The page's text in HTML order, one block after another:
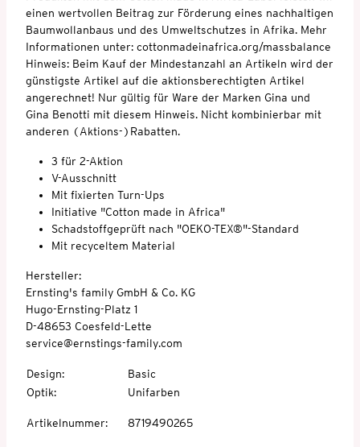
einen wertvollen Beitrag zur Förderung eines nachhaltigen
Baumwollanbaus und des Umweltschutzes in Afrika. Mehr
Informationen unter: cottonmadeinafrica.org/massbalance
Hinweis: Beim Kauf der Mindestanzahl an Artikeln wird der
günstigste Artikel auf die aktionsberechtigten Artikel
angerechnet! Nur gültig für Ware der Marken Gina und
Gina Benotti mit diesem Hinweis. Nicht kombinierbar mit
anderen (Aktions-)Rabatten.
3 für 2-Aktion
V-Ausschnitt
Mit fixierten Turn-Ups
Initiative "Cotton made in Africa"
Schadstoffgeprüft nach "OEKO-TEX®"-Standard
Mit recyceltem Material
Hersteller:
Ernsting's family GmbH & Co. KG
Hugo-Ernsting-Platz 1
D-48653 Coesfeld-Lette
service@ernstings-family.com
Design:
Basic
Optik: Unifarben
Artikelnummer: 8719490265